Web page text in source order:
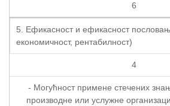
6
5. Ефикасност и ефикасност
економичност, рентабилност)
4
- Могућност примене стечених
производне или услужне